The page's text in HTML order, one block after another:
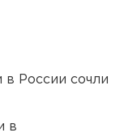
России сочли
в